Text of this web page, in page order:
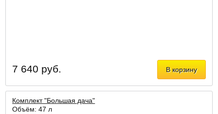
В корзину
7 640 руб.
Комплект "Большая дача"
Объём: 47 л